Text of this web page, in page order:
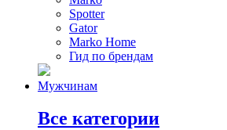
Spotter
Gator
Marko Home
Гид по брендам
Мужчинам
Все категории